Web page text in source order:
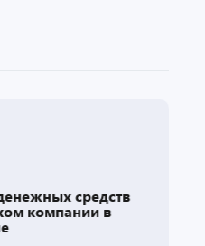
средств
компании в